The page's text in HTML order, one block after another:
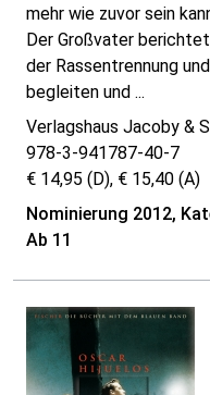
mehr wie zuvor sein
Der Großvater
der Rassentrennung
begleiten und ...
Verlagshaus Jacoby &
978-3-941787-40-7
€ 14,95 (D), € 15,40 (A)
Nominierung 2012,
Ab 11